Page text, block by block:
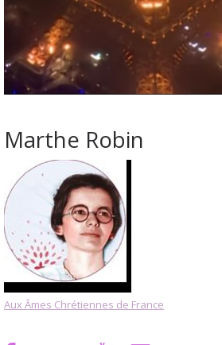
Marthe Robin
Aux Âmes Chrétiennes de France